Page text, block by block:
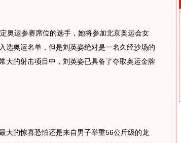
运参赛席位的选手，她将参加北京奥运会女
选奥运名单，但是刘英姿绝对是一名久经沙场的
大的射击项目中，刘英姿已具备了夺取奥运金牌
的惊喜恐怕还是来自男子举重56公斤级的龙